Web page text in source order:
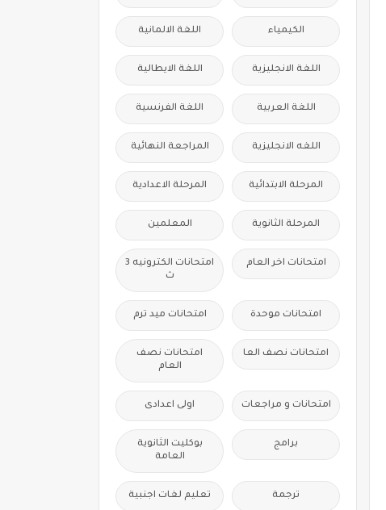
الكيمياء اللغة الالمانية
اللغة الانجليزية اللغة الايطالية
اللغة العربية اللغة الفرنسية
اللغه الانجليزية المراجعة النهائية
المرحلة الابتدائية المرحلة الاعدادية
المرحلة الثانوية المعلمين
امتحانات اخر العام
امتحانات الكترونيه 3
ث
امتحانات موحدة امتحانات ميد ترم
امتحانات نصف العا
امتحانات نصف
العام
امتحانات و مراجعات اولى اعدادى
برامج
بوكليت الثانوية
العامة
ترجمة تعليم لغات اجنبية